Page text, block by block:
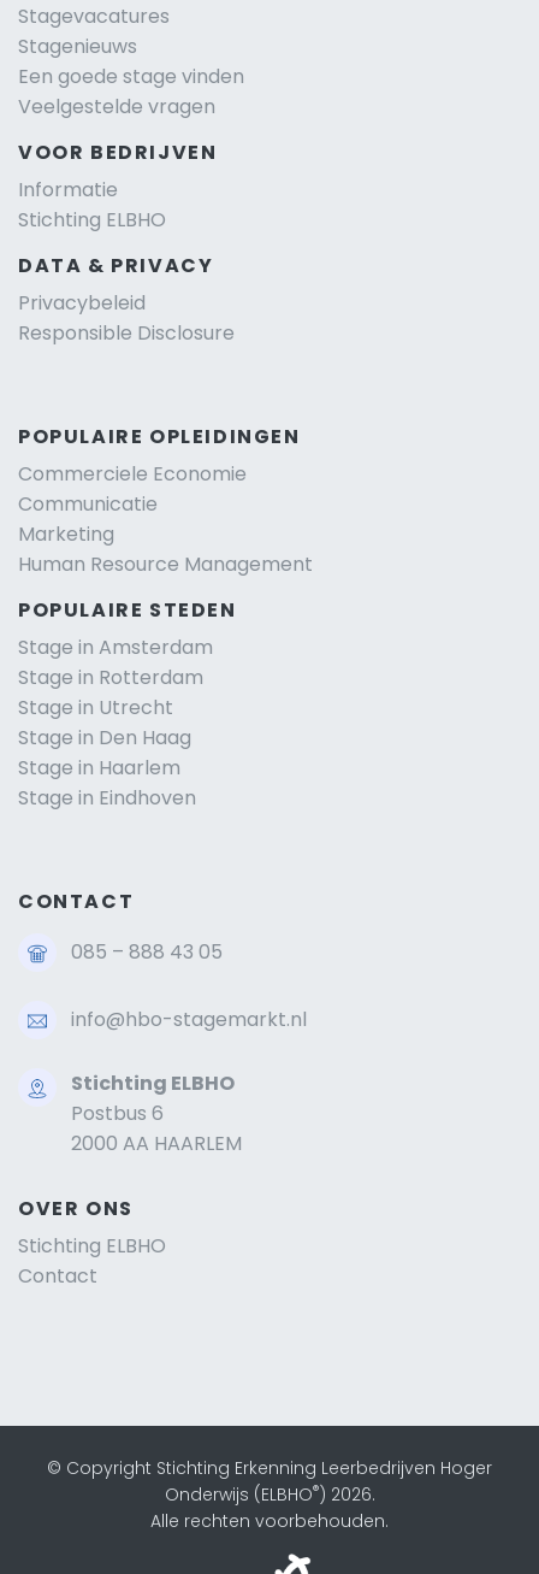
Stagevacatures
Stagenieuws
Een goede stage vinden
Veelgestelde vragen
VOOR BEDRIJVEN
Informatie
Stichting ELBHO
DATA & PRIVACY
Privacybeleid
Responsible Disclosure
POPULAIRE OPLEIDINGEN
Commerciele Economie
Communicatie
Marketing
Human Resource Management
POPULAIRE STEDEN
Stage in Amsterdam
Stage in Rotterdam
Stage in Utrecht
Stage in Den Haag
Stage in Haarlem
Stage in Eindhoven
CONTACT
085 – 888 43 05
info@hbo-stagemarkt.nl
Stichting ELBHO
Postbus 6
2000 AA HAARLEM
OVER ONS
Stichting ELBHO
Contact
© Copyright Stichting Erkenning Leerbedrijven Hoger
Onderwijs (ELBHO®) 2026.
Alle rechten voorbehouden.